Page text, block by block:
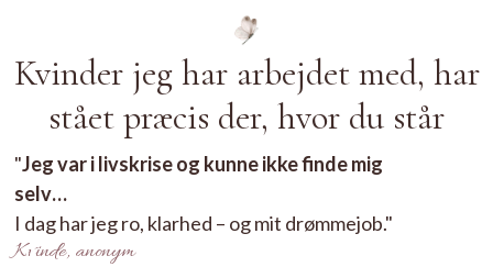
Kvinder jeg har arbejdet med, har
stået præcis der, hvor du står
"Jeg var i livskrise og kunne ikke finde mig
selv…
I dag har jeg ro, klarhed – og mit drømmejob."
Kvinde, anonym